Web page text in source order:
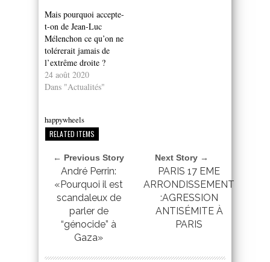
Mais pourquoi accepte-
t-on de Jean-Luc
Mélenchon ce qu’on ne
tolérerait jamais de
l’extrême droite ?
24 août 2020
Dans "Actualités"
happywheels
RELATED ITEMS
← Previous Story
André Perrin:
«Pourquoi il est
scandaleux de
parler de
“génocide” à
Gaza»
Next Story →
PARIS 17 EME
ARRONDISSEMENT
:AGRESSION
ANTISÉMITE À
PARIS